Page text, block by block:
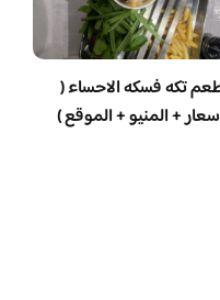
تكه فسكه الاحساء (
+ المنيو + الموقع )